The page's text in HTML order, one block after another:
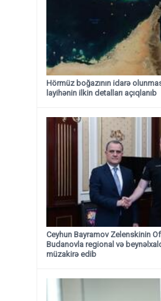
Hörmüz boğazının idarə
layihənin ilkin detalları açıqlanıb
Ceyhun Bayramov Zelenskinin
Budanovla regional və
müzakirə edib